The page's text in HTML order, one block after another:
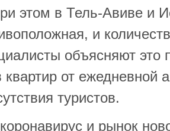
этом в Тель-Авиве и
и
объясняют это
от ежедневной
туристов.
и рынок